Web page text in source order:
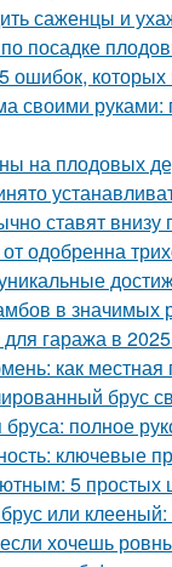
саженцы и
посадке
ошибок, которых
своими руками:
на плодовых
ставят
одобренна
в значимых
гаража в
как
брус
полное
ключевые
5 простых
или клееный:
хочешь